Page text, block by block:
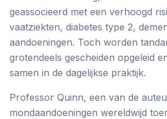
geassocieerd met een verhoogd
vaatziekten, diabetes type 2,
aandoeningen. Toch worden
grotendeels gescheiden opgeleid
samen in de dagelijkse praktijk.
Professor Quinn, een van de
mondaandoeningen wereldwijd